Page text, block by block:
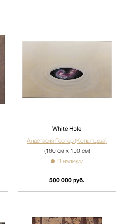
White Hole
Анастасия Геспер (Копытцева)
(160 см х 100 см)
В наличии
500 000 руб.